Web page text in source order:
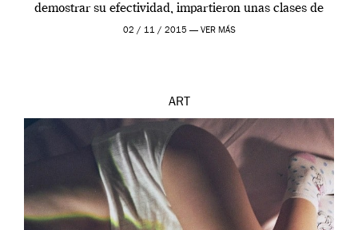
demostrar su efectividad, impartieron unas clases de
prueba en el Tate […]
02 / 11 / 2015 — VER MÁS
ART